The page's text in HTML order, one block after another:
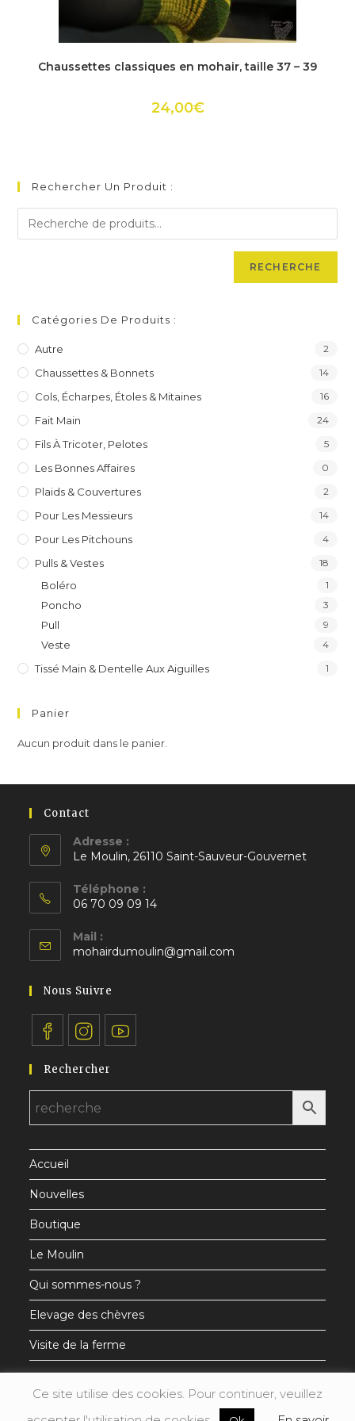
Ce
a
Les
options
Chaussettes classiques en mohair, taille 37 – 39
24,00€
Rechercher Un Produit :
RECHERCHE
Catégories De Produits :
Autre 2
Chaussettes & Bonnets 14
Cols, Écharpes, Étoles & Mitaines 16
Fait Main 24
Fils À Tricoter, Pelotes 5
Les Bonnes Affaires 0
Plaids & Couvertures 2
Pour Les Messieurs 14
Pour Les Pitchouns 4
Pulls & Vestes 18
Boléro 1
Poncho 3
Pull 9
Veste 4
Tissé Main & Dentelle Aux Aiguilles 1
Panier
Aucun produit dans le panier.
Contact
Adresse :
Le Moulin, 26110 Saint-Sauveur-Gouvernet
dans
un
nouvel
onglet
Téléphone :
06 70 09 09 14
dans
votre
Mail :
mohairdumoulin@gmail.com
Nous Suivre
dans
un
nouvel
dans
un
nouvel
dans
un
Rechercher
Accueil
Nouvelles
Boutique
Le Moulin
Qui sommes-nous ?
Elevage des chèvres
Visite de la ferme
Ce site utilise des cookies. Pour continuer, veuillez